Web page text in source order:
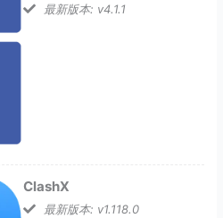
最新版本: v4.1.1
ClashX
最新版本: v1.118.0